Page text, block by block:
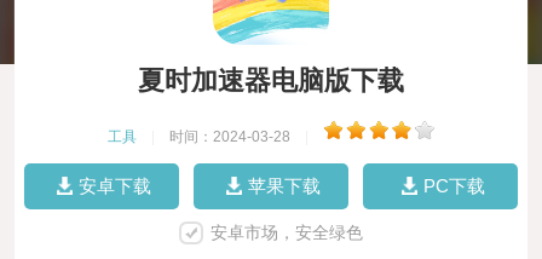
夏时加速器电脑版下载
工具 时间：2024-03-28
安卓下载 苹果下载 PC下载
安卓市场，安全绿色